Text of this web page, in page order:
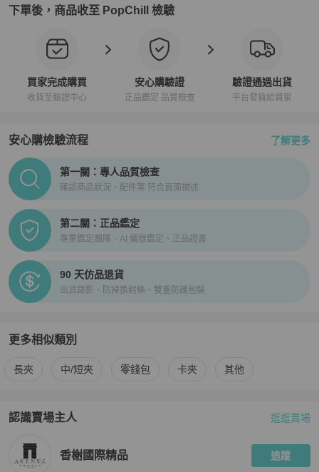
下單後，商品收至 PopChill 檢驗
買家完成購買
收貨至驗證中心
安心購驗證
正品鑑定 品質檢查
驗證通過出貨
平台發貨給買家
安心購檢驗流程 了解更多
PopChill拍拍圈正品驗證、安心購檢驗流程介紹
第一關：專人品質檢查
確認商品狀況、配件等 符合頁面描述
第二關：正品鑑定
專業鑑定團隊、AI 儀器鑑定、正品證書
90 天仿品退貨
出貨錄影、防掉換封條、雙重防護包裝
更多相似類別
更多Armani 男士錢包 / 小皮件相似商品推薦
長夾 中/短夾 零錢包 卡夾 其他
認識賣場主人
PopChill 拍拍圈嚴選賣家
逛逛賣場
香榭國際精品 追蹤